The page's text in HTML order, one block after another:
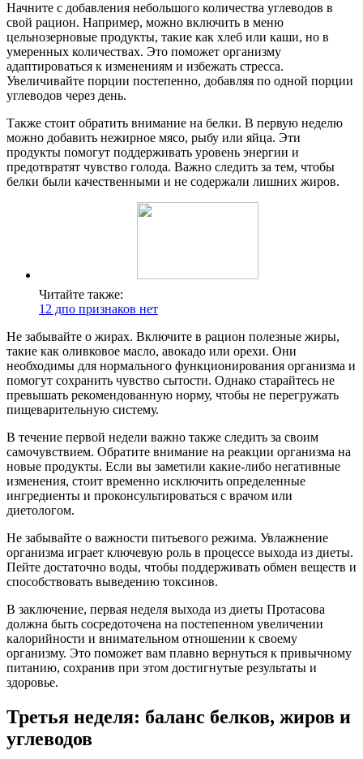
Начните с добавления небольшого количества углеводов в
свой рацион. Например, можно включить в меню
цельнозерновые продукты, такие как хлеб или каши, но в
умеренных количествах. Это поможет организму
адаптироваться к изменениям и избежать стресса.
Увеличивайте порции постепенно, добавляя по одной порции
углеводов через день.
Также стоит обратить внимание на белки. В первую неделю
можно добавить нежирное мясо, рыбу или яйца. Эти
продукты помогут поддерживать уровень энергии и
предотвратят чувство голода. Важно следить за тем, чтобы
белки были качественными и не содержали лишних жиров.
Читайте также:
12 дпо признаков нет
Не забывайте о жирах. Включите в рацион полезные жиры,
такие как оливковое масло, авокадо или орехи. Они
необходимы для нормального функционирования организма и
помогут сохранить чувство сытости. Однако старайтесь не
превышать рекомендованную норму, чтобы не перегружать
пищеварительную систему.
В течение первой недели важно также следить за своим
самочувствием. Обратите внимание на реакции организма на
новые продукты. Если вы заметили какие-либо негативные
изменения, стоит временно исключить определенные
ингредиенты и проконсультироваться с врачом или
диетологом.
Не забывайте о важности питьевого режима. Увлажнение
организма играет ключевую роль в процессе выхода из диеты.
Пейте достаточно воды, чтобы поддерживать обмен веществ и
способствовать выведению токсинов.
В заключение, первая неделя выхода из диеты Протасова
должна быть сосредоточена на постепенном увеличении
калорийности и внимательном отношении к своему
организму. Это поможет вам плавно вернуться к привычному
питанию, сохранив при этом достигнутые результаты и
здоровье.
Третья неделя: баланс белков, жиров и
углеводов